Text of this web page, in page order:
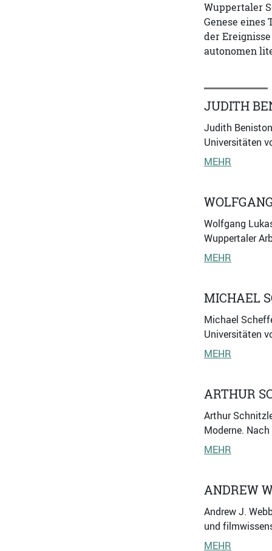
Wuppertaler
Genese eines
der
autonomen
JUDITH
Judith
Universitäten
MEHR
Wolfgang
Wuppertaler
MEHR
MICHAEL
Michael
Universitäten
MEHR
ARTHUR
Arthur
Moderne.
MEHR
ANDREW
Andrew J.
und
MEHR